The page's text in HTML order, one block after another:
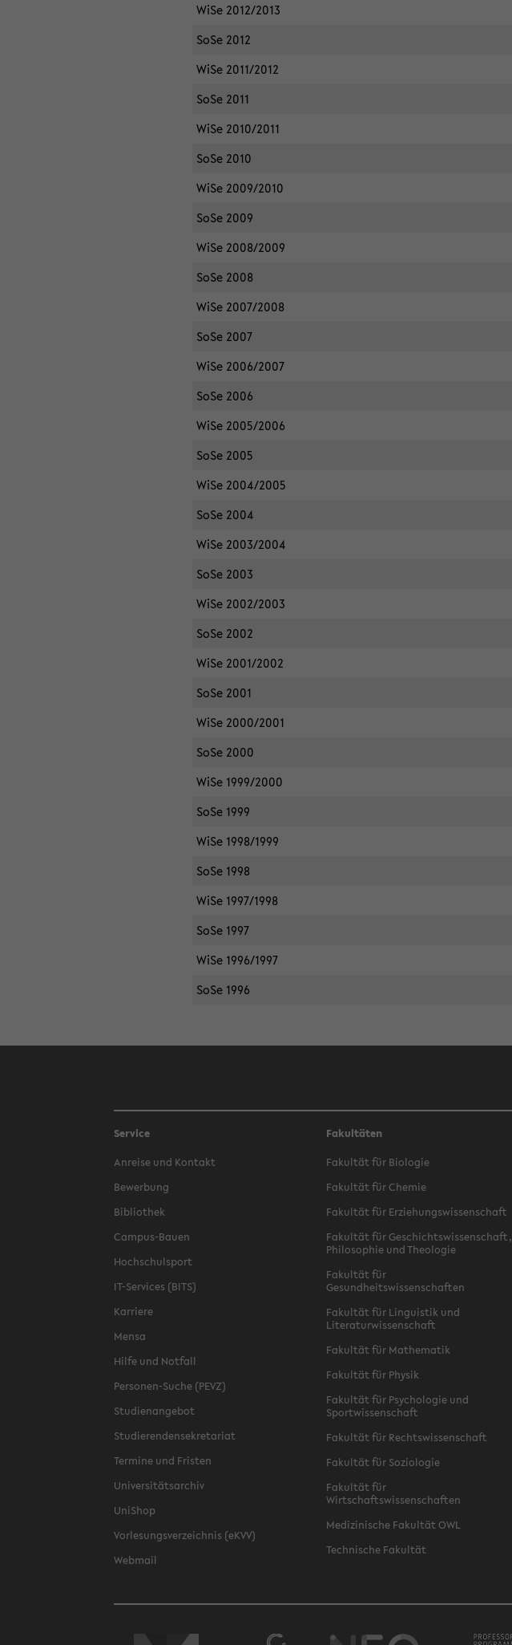
WiSe 2012/2013
SoSe 2012
WiSe 2011/2012
SoSe 2011
WiSe 2010/2011
SoSe 2010
WiSe 2009/2010
SoSe 2009
WiSe 2008/2009
SoSe 2008
WiSe 2007/2008
SoSe 2007
WiSe 2006/2007
SoSe 2006
WiSe 2005/2006
SoSe 2005
WiSe 2004/2005
SoSe 2004
WiSe 2003/2004
SoSe 2003
WiSe 2002/2003
SoSe 2002
WiSe 2001/2002
SoSe 2001
WiSe 2000/2001
SoSe 2000
WiSe 1999/2000
SoSe 1999
WiSe 1998/1999
SoSe 1998
WiSe 1997/1998
SoSe 1997
WiSe 1996/1997
SoSe 1996
Service
Anreise und Kontakt
Bewerbung
Bibliothek
Campus-Bauen
Hochschulsport
IT-Services (BITS)
Karriere
Mensa
Hilfe und Notfall
Personen-Suche (PEVZ)
Studienangebot
Studierendensekretariat
Termine und Fristen
Universitätsarchiv
UniShop
Vorlesungsverzeichnis (eKVV)
Webmail
Fakultäten
Fakultät für Biologie
Fakultät für Chemie
Fakultät für Erziehungswissenschaft
Fakultät für Geschichtswissenschaft,
Philosophie und Theologie
Fakultät für
Gesundheitswissenschaften
Fakultät für Linguistik und
Literaturwissenschaft
Fakultät für Mathematik
Fakultät für Physik
Fakultät für Psychologie und
Sportwissenschaft
Fakultät für Rechtswissenschaft
Fakultät für Soziologie
Fakultät für
Wirtschaftswissenschaften
Medizinische Fakultät OWL
Technische Fakultät